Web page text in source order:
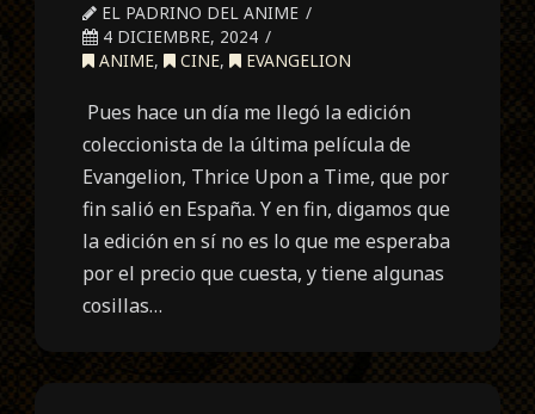
EL PADRINO DEL ANIME
4 DICIEMBRE, 2024
ANIME, CINE, EVANGELION
Pues hace un día me llegó la edición
coleccionista de la última película de
Evangelion, Thrice Upon a Time, que por
fin salió en España. Y en fin, digamos que
la edición en sí no es lo que me esperaba
por el precio que cuesta, y tiene algunas
cosillas…